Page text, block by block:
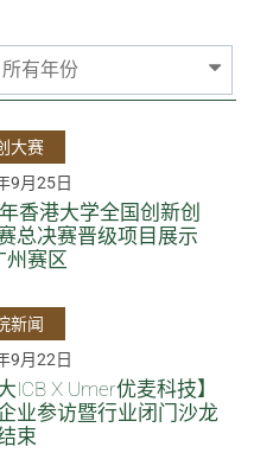
所有年份
大赛
9月25日
香港大学全国创新创
总决赛晋级项目展示
赛区
新闻
9月22日
ICB X Umer优麦科技】
业参访暨行业闭门沙龙
束